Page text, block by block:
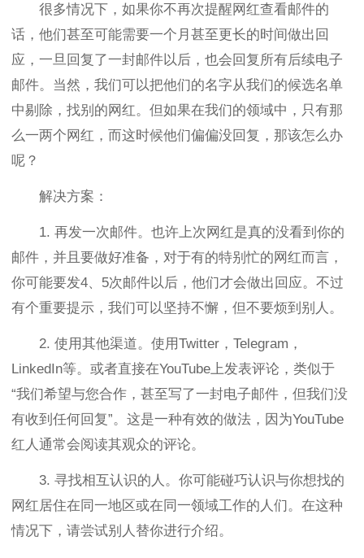
很多情况下，如果你不再次提醒网红查看邮件的
话，他们甚至可能需要一个月甚至更长的时间做出回
应，一旦回复了一封邮件以后，也会回复所有后续电子
邮件。当然，我们可以把他们的名字从我们的候选名单
中剔除，找别的网红。但如果在我们的领域中，只有那
么一两个网红，而这时候他们偏偏没回复，那该怎么办
呢？
解决方案：
1. 再发一次邮件。也许上次网红是真的没看到你的
邮件，并且要做好准备，对于有的特别忙的网红而言，
你可能要发4、5次邮件以后，他们才会做出回应。不过
有个重要提示，我们可以坚持不懈，但不要烦到别人。
2. 使用其他渠道。使用Twitter，Telegram，
LinkedIn等。或者直接在YouTube上发表评论，类似于
“我们希望与您合作，甚至写了一封电子邮件，但我们没
有收到任何回复”。这是一种有效的做法，因为YouTube
红人通常会阅读其观众的评论。
3. 寻找相互认识的人。你可能碰巧认识与你想找的
网红居住在同一地区或在同一领域工作的人们。在这种
情况下，请尝试别人替你进行介绍。